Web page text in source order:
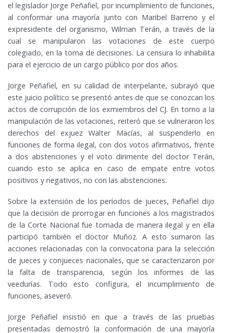
el legislador Jorge Peñafiel, por incumplimiento de funciones,
al conformar una mayoría junto con Maribel Barreno y el
expresidente del organismo, Wilman Terán, a través de la
cual se manipularon las votaciones de este cuerpo
colegiado, en la toma de decisiones. La censura lo inhabilita
para el ejercicio de un cargo público por dos años.
Jorge Peñafiel, en su calidad de interpelante, subrayó que
este juicio político se presentó antes de que se conozcan los
actos de corrupción de los exmiembros del CJ. En torno a la
manipulación de las votaciones, reiteró que se vulneraron los
derechos del exjuez Walter Macías, al suspenderlo en
funciones de forma ilegal, con dos votos afirmativos, frente
a dos abstenciones y el voto dirimente del doctor Terán,
cuando esto se aplica en caso de empate entre votos
positivos y negativos, no con las abstenciones.
Sobre la extensión de los períodos de jueces, Peñafiel dijo
que la decisión de prorrogar en funciones a los magistrados
de la Corte Nacional fue tomada de manera ilegal y en ella
participó también el doctor Muñoz. A esto sumaron las
acciones relacionadas con la convocatoria para la selección
de jueces y conjueces nacionales, que se caracterizaron por
la falta de transparencia, según los informes de las
veedurías. Todo esto configura, el incumplimiento de
funciones, aseveró.
Jorge Peñafiel insistió en que a través de las pruebas
presentadas demostró la conformación de una mayoría